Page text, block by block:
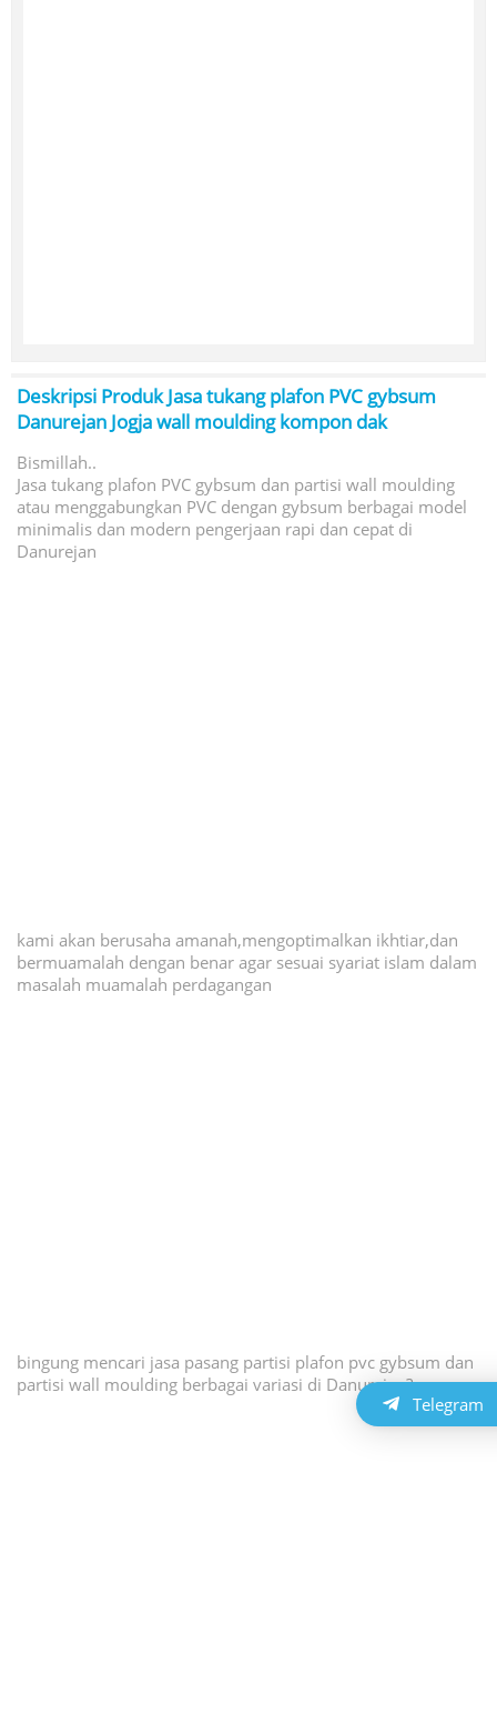
Deskripsi ProdukJasa tukang plafon PVC gybsum
Danurejan Jogja wall moulding kompon dak
Bismillah..
Jasa tukang plafon PVC gybsum dan partisi wall moulding
atau menggabungkan PVC dengan gybsum berbagai model
minimalis dan modern pengerjaan rapi dan cepat di
Danurejan
kami akan berusaha amanah,mengoptimalkan ikhtiar,dan
bermuamalah dengan benar agar sesuai syariat islam dalam
masalah muamalah perdagangan
bingung mencari jasa pasang partisi plafon pvc gybsum dan
partisi wall moulding berbagai variasi di Danurejan?
Telegram